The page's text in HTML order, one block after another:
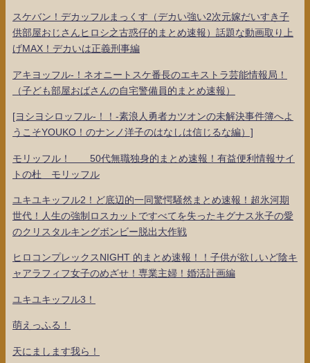
スケバン！デカッフルまっくす（デカい強い2次元嫁だいすき子
供部屋おじさんヒロシ之古惑仔的まとめ速報）話題な動画取り上
げMAX！デカいは正義刑事編
アキヨッフル-！ネオニートスケ番長のエキストラ芸能情報局！
（子ども部屋おばさんの自宅警備員的まとめ速報）
[ヨシヨシロッフル-！！-素浪人勇者カツオンの未解決事件簿へよ
うこそYOUKO！のナンノ洋子のはなしは信じるな編）]
モリッフル！ 50代無職独身的まとめ速報！有益便利情報サイ
トの杜 モリッフル
ユキユキッフル2！ど底辺的一同驚愕騒然まとめ速報！超氷河期
世代！人生の強制ロスカットですべてを失ったキグナス氷子の愛
のクリスタルキングボンビー脱出大作戦
ヒロコンプレックスNIGHT 的まとめ速報！！子供が欲しいど陰キ
ャアラフィフ女子のめざせ！専業主婦！婚活計画編
ユキユキッフル3！
萌えっふる！
天にまします我ら！